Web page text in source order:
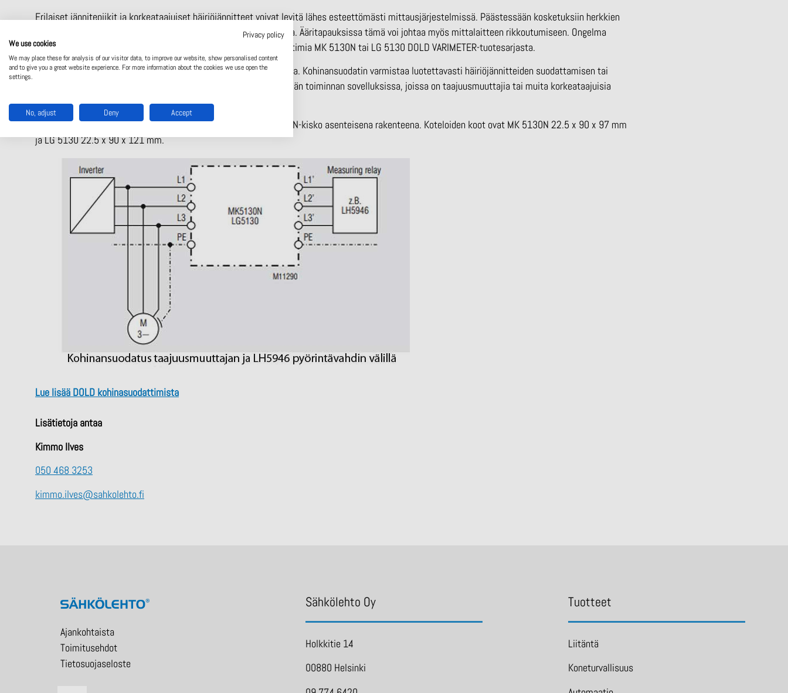
Erilaiset jännitepiikit ja korkeataajuiset häiriöjännitteet voivat levitä lähes esteettömästi mittausjärjestelmissä. Päästessään kosketuksiin herkkien
mittaustulojen kanssa, ne aiheuttavat virheellisiä mittaustuloksia. Ääritapauksissa tämä voi johtaa myös mittalaitteen rikkoutumiseen. Ongelma
voidaan kätevästi ratkaista käyttämällä kolmivaihe kohinasuodattimia MK 5130N tai LG 5130 DOLD VARIMETER-tuotesarjasta.
Kompakti laite kytketään yksinkertaisesti sarjaan kuorman kanssa. Kohinansuodatin varmistaa luotettavasti häiriöjännitteiden suodattamisen tai
purkautumisen maahan. Se mahdollistaa mittareleiden häiriöttömän toiminnan sovelluksissa, joissa on taajuusmuuttajia tai muita korkeataajuisia
häiriösignaaleja aiheuttavia laitteita.
VARIMETER-sarjan kohinansuodattimet ovat saatavilla kahtena DIN-kisko asenteisena rakenteena. Koteloiden koot ovat MK 5130N 22.5 x 90 x 97 mm
ja LG 5130 22.5 x 90 x 121 mm.
Lue lisää DOLD kohinasuodattimista
Lisätietoja antaa
Kimmo Ilves
050 468 3253
kimmo.ilves@sahkolehto.fi
Ajankohtaista
Toimitusehdot
Tietosuojaseloste
Sähkölehto Oy
Holkkitie 14
00880 Helsinki
Tuotteet
Liitäntä
Koneturvallisuus
Privacy policy
We use cookies
We may place these for analysis of our visitor data, to improve our website, show personalised content
and to give you a great website experience. For more information about the cookies we use open the
settings.
No, adjust Deny Accept